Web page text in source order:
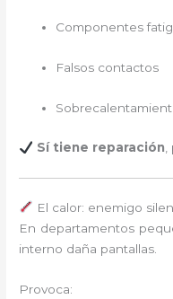
Componentes
Falsos contactos
Sí tiene reparación,
El calor: enemigo
En departamentos
interno daña pantallas.
Provoca: